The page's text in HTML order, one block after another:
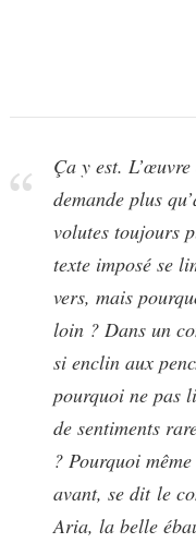
Ça y est.
demande plus
volutes toujours
texte imposé se
vers, mais
loin ? Dans un
si enclin aux
pourquoi ne pas
de sentiments
? Pourquoi
avant, se dit le
Aria, la belle